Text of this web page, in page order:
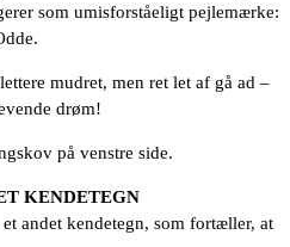
som umisforståeligt pejlemærke:
mudret, men ret let af gå ad –
drøm!
på venstre side.
KENDETEGN
andet kendetegn, som fortæller, at